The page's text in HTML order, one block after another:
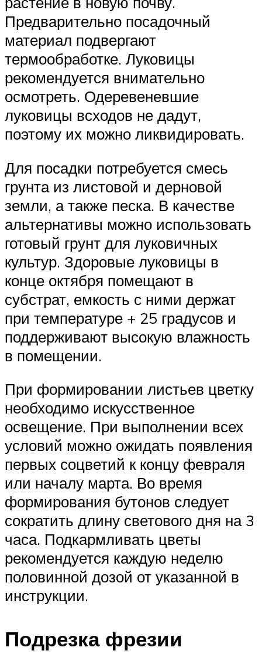
Предварительно посадочный
материал подвергают
термообработке. Луковицы
рекомендуется внимательно
осмотреть. Одеревеневшие
луковицы всходов не дадут,
поэтому их можно ликвидировать.
Для посадки потребуется смесь
грунта из листовой и дерновой
земли, а также песка. В качестве
альтернативы можно использовать
готовый грунт для луковичных
культур. Здоровые луковицы в
конце октября помещают в
субстрат, емкость с ними держат
при температуре + 25 градусов и
поддерживают высокую влажность
в помещении.
При формировании листьев цветку
необходимо искусственное
освещение. При выполнении всех
условий можно ожидать появления
первых соцветий к концу февраля
или началу марта. Во время
формирования бутонов следует
сократить длину светового дня на 3
часа. Подкармливать цветы
рекомендуется каждую неделю
половинной дозой от указанной в
инструкции.
Подрезка фрезии